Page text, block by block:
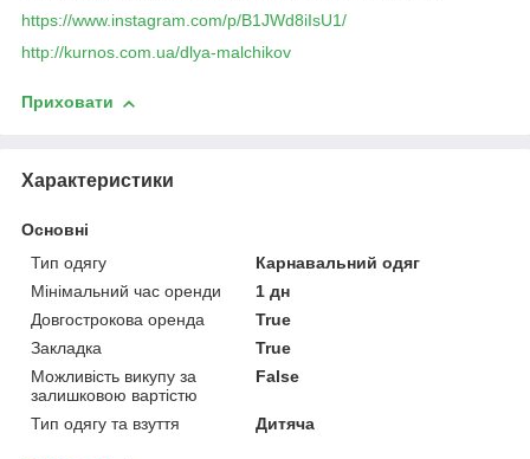
https://www.instagram.com/p/B1JWd8iIsU1/
http://kurnos.com.ua/dlya-malchikov
Приховати
Характеристики
Основні
Тип одягу
Карнавальний одяг
Мінімальний час оренди
1 дн
Довгострокова оренда
True
Закладка
True
Можливість викупу за
залишковою вартістю
False
Тип одягу та взуття Дитяча